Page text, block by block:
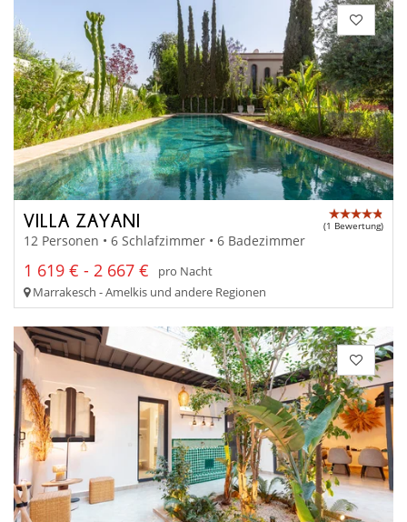
VILLA ZAYANI (1 Bewertung)
12 Personen • 6 Schlafzimmer • 6 Badezimmer
1 619 € - 2 667 €
pro Nacht
Marrakesch - Amelkis und andere Regionen